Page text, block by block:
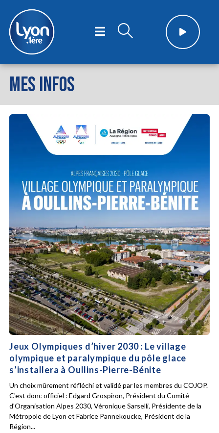
MES INFOS
Jeux Olympiques d’hiver 2030 : Le village
olympique et paralympique du pôle glace
s’installera à Oullins-Pierre-Bénite
Un choix mûrement réfléchi et validé par les membres du COJOP.
C'est donc officiel : Edgard Grospiron, Président du Comité
d'Organisation Alpes 2030, Véronique Sarselli, Présidente de la
Métropole de Lyon et Fabrice Pannekoucke, Président de la
Région...